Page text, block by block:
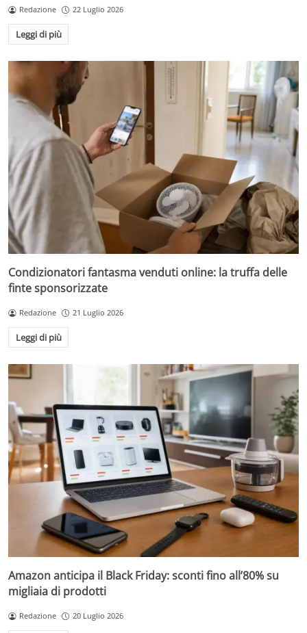
Redazione 22 Luglio 2026
Leggi di più
Condizionatori fantasma venduti online: la truffa delle
finte sponsorizzate
Redazione 21 Luglio 2026
Leggi di più
Amazon anticipa il Black Friday: sconti fino all’80% su
migliaia di prodotti
Redazione 20 Luglio 2026